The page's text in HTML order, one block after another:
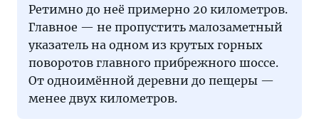
Ретимно до неё примерно 20 километров.
Главное — не пропустить малозаметный
указатель на одном из крутых горных
поворотов главного прибрежного шоссе.
От одноимённой деревни до пещеры —
менее двух километров.